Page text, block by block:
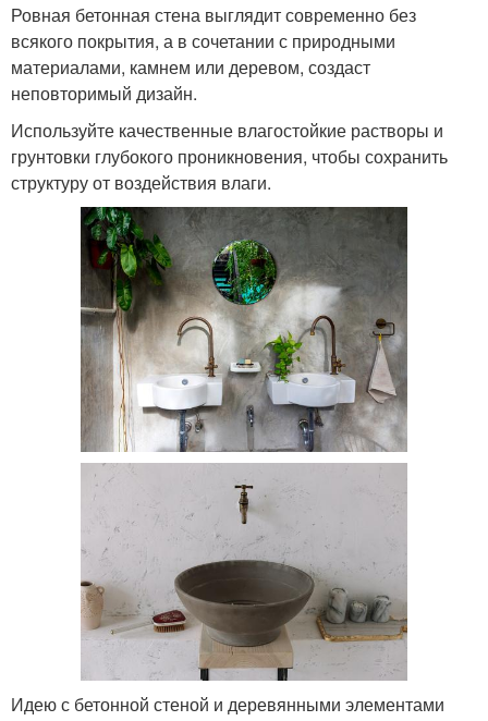
Ровная бетонная стена выглядит современно без
всякого покрытия, а в сочетании с природными
материалами, камнем или деревом, создаст
неповторимый дизайн.
Используйте качественные влагостойкие растворы и
грунтовки глубокого проникновения, чтобы сохранить
структуру от воздействия влаги.
Идею с бетонной стеной и деревянными элементами